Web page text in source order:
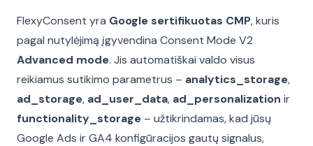
FlexyConsent yra Google sertifikuotas CMP, kuris
pagal nutylėjimą įgyvendina Consent Mode V2
Advanced mode. Jis automatiškai valdo visus
reikiamus sutikimo parametrus – analytics_storage,
ad_storage, ad_user_data, ad_personalization ir
functionality_storage – užtikrindamas, kad jūsų
Google Ads ir GA4 konfigūracijos gautų signalus,